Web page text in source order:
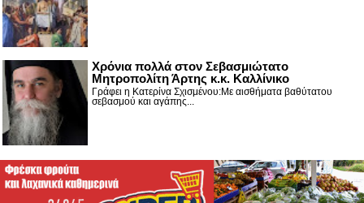
Χρόνια πολλά στον Σεβασμιώτατο
Μητροπολίτη Άρτης κ.κ. Καλλίνικο
Γράφει η Κατερίνα Σχισμένου:Με αισθήματα βαθύτατου
σεβασμού και αγάπης...